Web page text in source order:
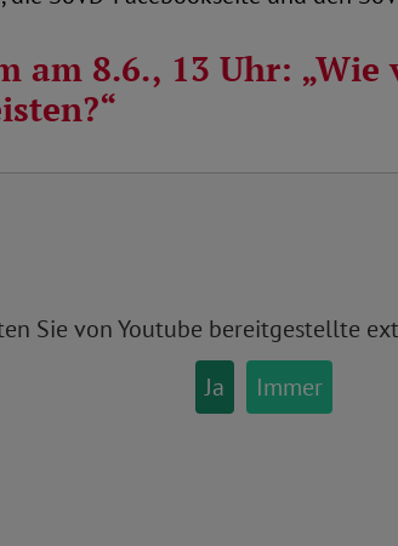
am 8.6., 13 Uhr:
Sie vonYoutube bereitgestellte
Ja
Immer